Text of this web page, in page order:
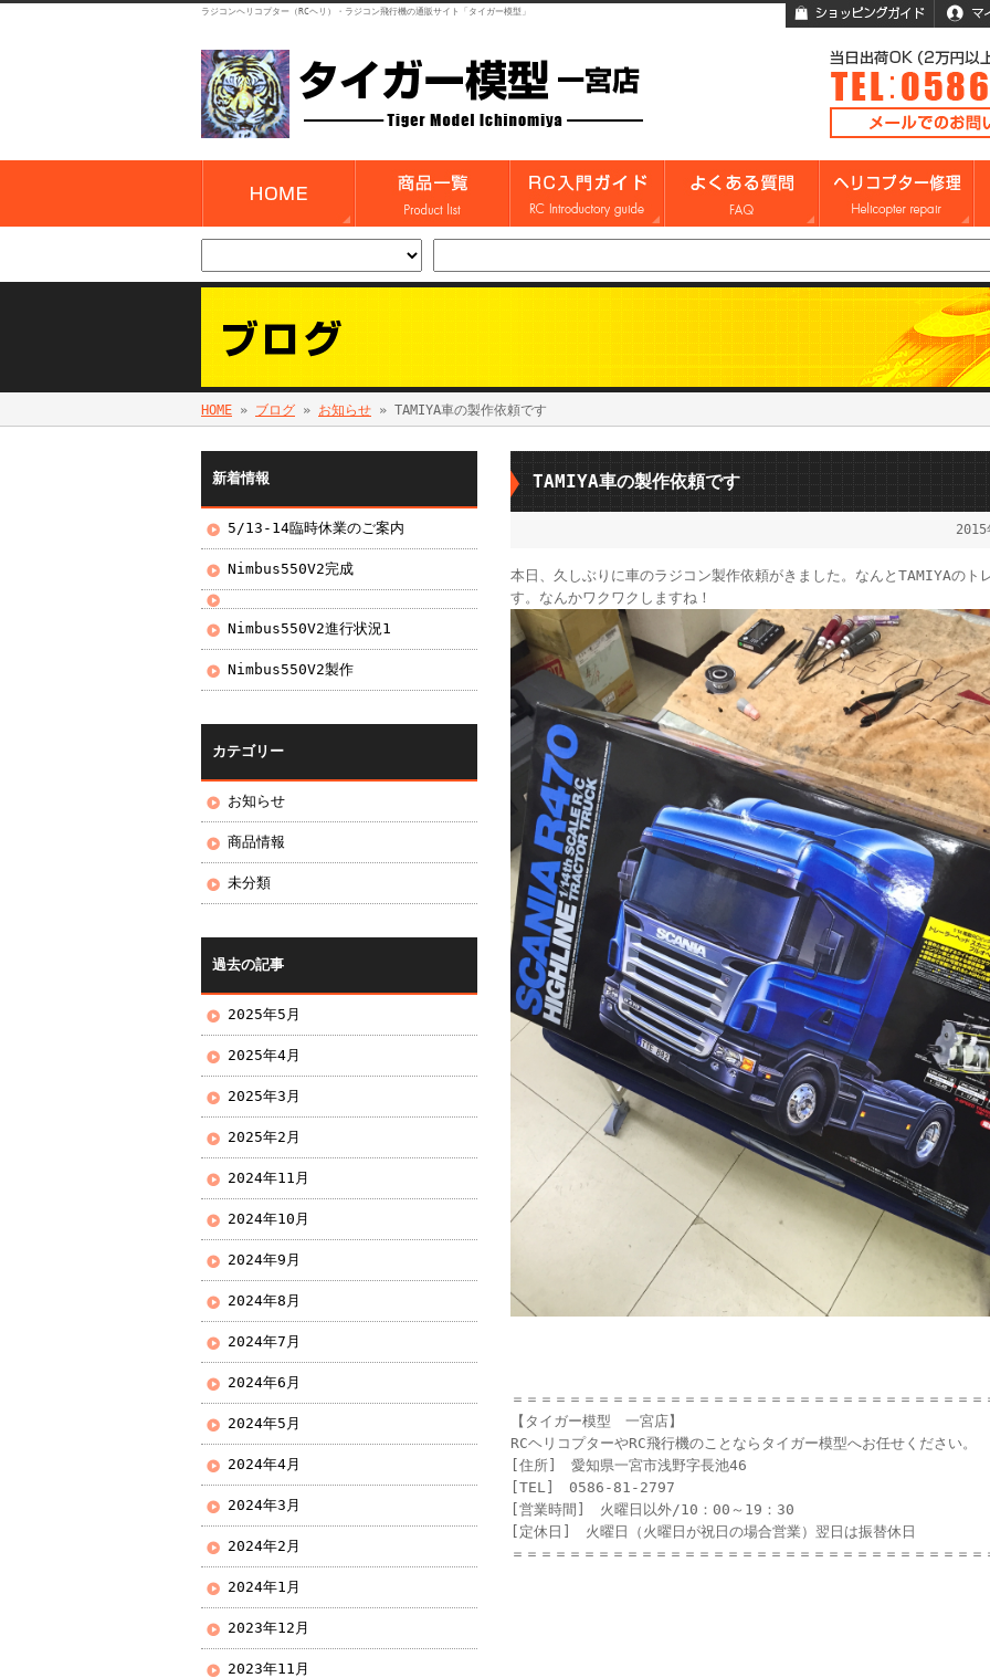
ラジコンヘリコプター（RCヘリ）・ラジコン飛行機の通販サイト「タイガー模型」
HOME » ブログ » お知らせ » TAMIYA車の製作依頼です
TAMIYA車の製作依頼です
本日、久しぶりに車のラジコン製作依頼がきました。なんとTAMIYAの
す。なんかワクワクしますね！
＝＝＝＝＝＝＝＝＝＝＝＝＝＝＝＝＝＝＝＝＝＝＝＝＝＝＝＝＝＝＝＝＝
【タイガー模型 一宮店】
RCヘリコプターやRC飛行機のことならタイガー模型へお任せください。
[住所] 愛知県一宮市浅野字長池46
[TEL] 0586-81-2797
[営業時間] 火曜日以外/10：00～19：30
[定休日] 火曜日（火曜日が祝日の場合営業）翌日は振替休日
＝＝＝＝＝＝＝＝＝＝＝＝＝＝＝＝＝＝＝＝＝＝＝＝＝＝＝＝＝＝＝＝＝
新着情報
5/13-14臨時休業のご案内
Nimbus550V2完成
Nimbus550V2進行状況1
Nimbus550V2製作
カテゴリー
お知らせ
商品情報
未分類
過去の記事
2025年5月
2025年4月
2025年3月
2025年2月
2024年11月
2024年10月
2024年9月
2024年8月
2024年7月
2024年6月
2024年5月
2024年4月
2024年3月
2024年2月
2024年1月
2023年12月
2023年11月